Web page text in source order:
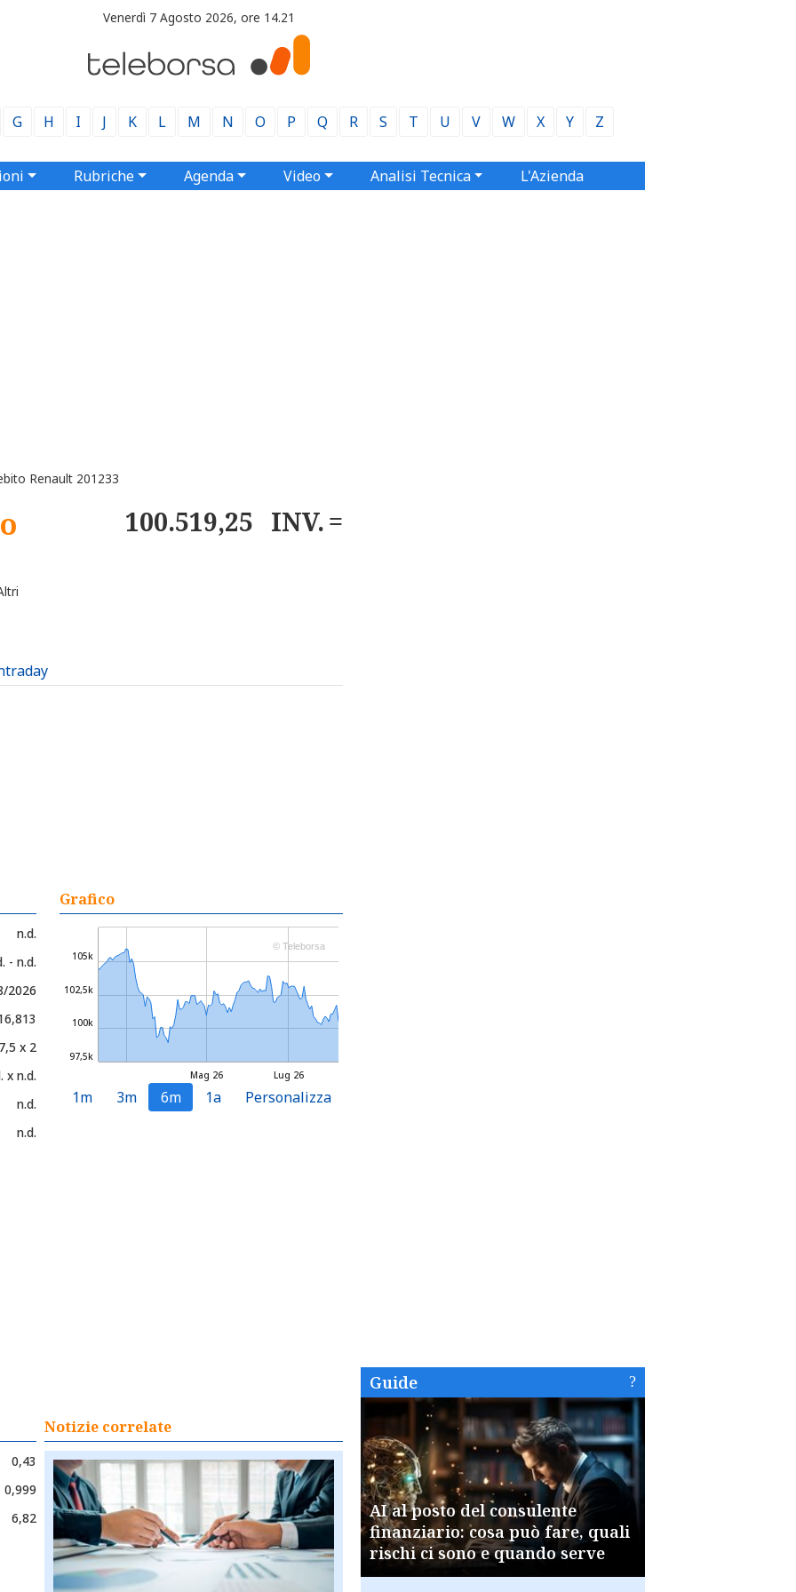
Venerdì 7 Agosto 2026, ore 14.21
G H I J K L M N O P Q R S T U V W X Y Z
Rubriche Agenda Video Analisi Tecnica L'Azienda
Renault 201233
100.519,25 INV.
n.d.
- n.d.
2026
x 2
x n.d.
n.d.
n.d.
Grafico
Lug 26
Mag 26
97,5k
100k
102,5k
105k
© Teleborsa
1m 3m 6m 1a Personalizza
0,43
0,999
6,82
Notizie correlate
Guide
AI al posto del consulente
finanziario: cosa può fare, quali
rischi ci sono e quando serve